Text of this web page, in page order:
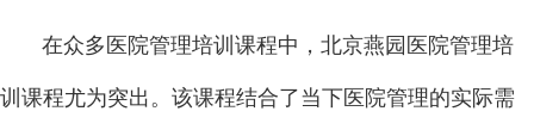
在众多医院管理培训课程中，北京燕园医院管理培
训课程尤为突出。该课程结合了当下医院管理的实际需